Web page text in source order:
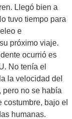
Llegó bien a
tuvo tiempo para
e
próximo viaje.
ocurrió es
No tenía el
la velocidad del
pero no se había
bajo el
humanas.